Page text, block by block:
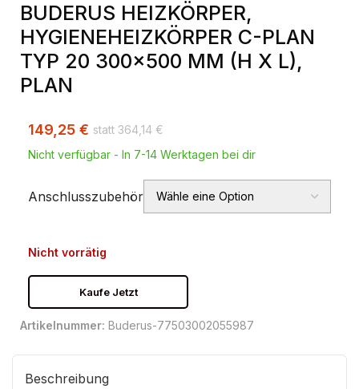
BUDERUS HEIZKÖRPER,
HYGIENEHEIZKÖRPER C-PLAN
TYP 20 300×500 MM (H X L),
PLAN
364,14 €
149,25 €
Nicht verfügbar - In 7-14 Werktagen bei dir
Anschlusszubehör
Nicht vorrätig
Kaufe Jetzt
Artikelnummer: Buderus-77503002055987
Beschreibung